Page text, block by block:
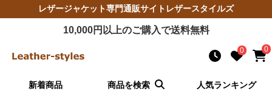
レザージャケット専門通販サイト レザースタイルズ
10,000円以上のご購入で送料無料
0 0
新着商品 商品を検索 人気ランキング